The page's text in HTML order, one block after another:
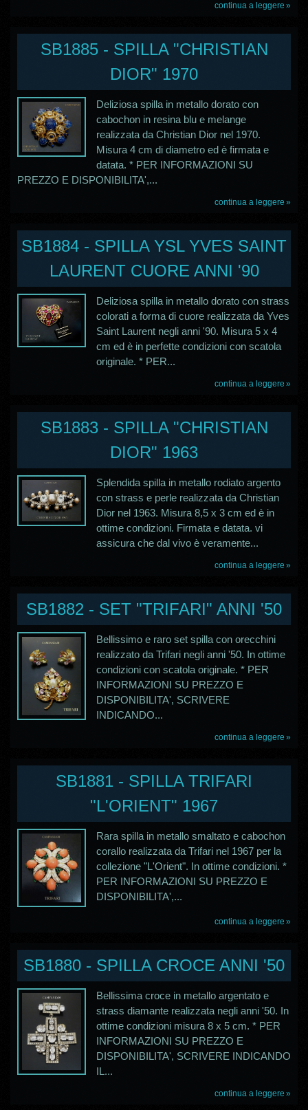
continua a leggere
SB1885 - SPILLA "CHRISTIAN
DIOR" 1970
Deliziosa spilla in metallo dorato con
cabochon in resina blu e melange
realizzata da Christian Dior nel 1970.
Misura 4 cm di diametro ed è firmata e
datata. * PER INFORMAZIONI SU
PREZZO E DISPONIBILITA',...
continua a leggere
SB1884 - SPILLA YSL YVES SAINT
LAURENT CUORE ANNI '90
Deliziosa spilla in metallo dorato con strass
colorati a forma di cuore realizzata da Yves
Saint Laurent negli anni '90. Misura 5 x 4
cm ed è in perfette condizioni con scatola
originale. * PER...
continua a leggere
SB1883 - SPILLA "CHRISTIAN
DIOR" 1963
Splendida spilla in metallo rodiato argento
con strass e perle realizzata da Christian
Dior nel 1963. Misura 8,5 x 3 cm ed è in
ottime condizioni. Firmata e datata. vi
assicura che dal vivo è veramente...
continua a leggere
SB1882 - SET "TRIFARI" ANNI '50
Bellissimo e raro set spilla con orecchini
realizzato da Trifari negli anni '50. In ottime
condizioni con scatola originale. * PER
INFORMAZIONI SU PREZZO E
DISPONIBILITA', SCRIVERE
INDICANDO...
continua a leggere
SB1881 - SPILLA TRIFARI
"L'ORIENT" 1967
Rara spilla in metallo smaltato e cabochon
corallo realizzata da Trifari nel 1967 per la
collezione "L'Orient". In ottime condizioni. *
PER INFORMAZIONI SU PREZZO E
DISPONIBILITA',...
continua a leggere
SB1880 - SPILLA CROCE ANNI '50
Bellissima croce in metallo argentato e
strass diamante realizzata negli anni '50. In
ottime condizioni misura 8 x 5 cm. * PER
INFORMAZIONI SU PREZZO E
DISPONIBILITA', SCRIVERE INDICANDO
IL...
continua a leggere